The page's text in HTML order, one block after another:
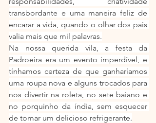
transbordante e uma maneira feliz de
encarar a vida, quando o olhar dos pais
valia mais que mil palavras.
Na nossa querida vila, a festa da
Padroeira era um evento imperdível, e
tínhamos certeza de que ganharíamos
uma roupa nova e alguns trocados para
nos divertir na roleta, no sete baiano e
no porquinho da índia, sem esquecer
de tomar um delicioso refrigerante.